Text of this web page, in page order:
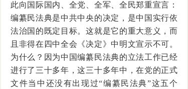
此向国际国内、全党、全军、全民郑重宣言：
编纂民法典是中共中央的决定，是中国实行依
法治国的既定目标。这就是它的重大意义，而
且非得在四中全会《决定》中明文宣示不可。
为什么？因为中国编纂民法典的立法工作已经
进行了三十多年，这三十多年中，在党的正式
文件当中还没有出现过“编纂民法典”这五个